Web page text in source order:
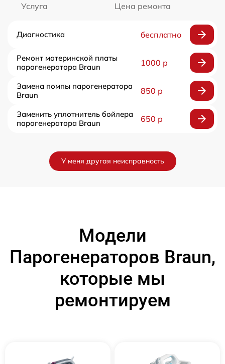
Услуга Цена ремонта
Диагностика бесплатно
Ремонт материнской платы
парогенератора Braun
1000 р
Замена помпы парогенератора
Braun
850 р
Заменить уплотнитель бойлера
парогенератора Braun
650 р
У меня другая неисправность
Модели
Парогенераторов Braun,
которые мы
ремонтируем